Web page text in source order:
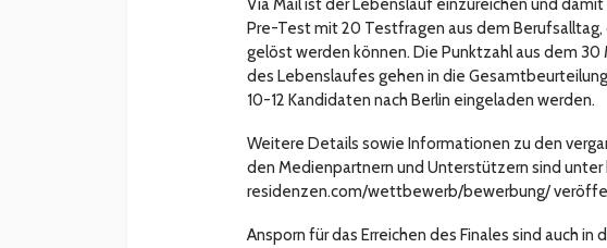
Via Mail ist der Lebenslauf einzureichen und
Pre-Test mit 20 Testfragen aus dem Berufsalltag,
gelöst werden können. Die Punktzahl aus dem
des Lebenslaufes gehen in die
10-12 Kandidaten nach Berlin eingeladen werden.
Weitere Details sowie Informationen zu den
den Medienpartnern und Unterstützern sind
residenzen.com/wettbewerb/bewerbung/
Ansporn für das Erreichen des Finales sind auch